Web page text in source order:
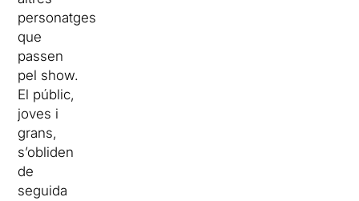
personatges
que
passen
pel show.
El públic,
joves i
grans,
s’obliden
de
seguida